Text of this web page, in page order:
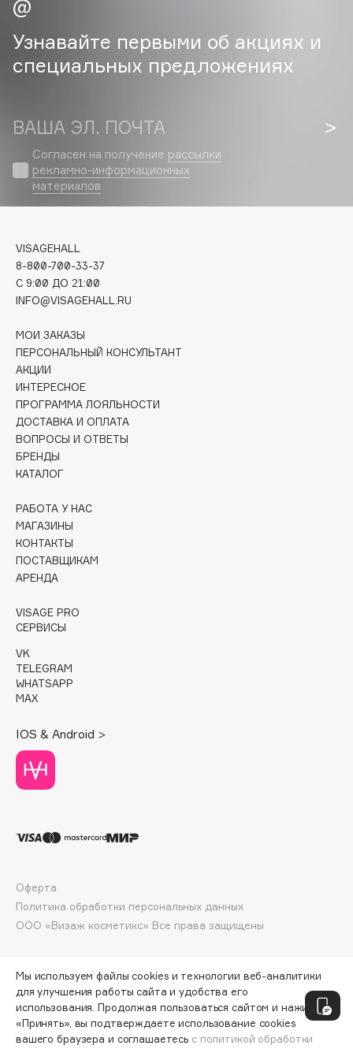
Cadence
Capelli Dorati
Carbon Theory
Catrice
Celimax
Cettua
Chupa Chups
Clarins Precious
Clinique
Clive Christian
Collagenina
Consly
Corimo
CosRX
Cottolina
Crescina
Curaprox
D
DABO
Darphin
Davines
Deonica
Dessange
Dior
Divage
Dorco
Dr. Vranjes Firenze
Dr.Althea
Dr.Ceuracle
DSD de Luxe
Dyson
Узнавайте первыми об акциях и
специальных предложениях
ВАША ЭЛ. ПОЧТА
Согласен на получение рассылки
рекламно-информационных
материалов
VISAGEHALL
8-800-700-33-37
C 9:00 ДО 21:00
INFO@VISAGEHALL.RU
МОИ ЗАКАЗЫ
ПЕРСОНАЛЬНЫЙ КОНСУЛЬТАНТ
АКЦИИ
ИНТЕРЕСНОЕ
ПРОГРАММА ЛОЯЛЬНОСТИ
ДОСТАВКА И ОПЛАТА
ВОПРОСЫ И ОТВЕТЫ
БРЕНДЫ
КАТАЛОГ
РАБОТА У НАС
МАГАЗИНЫ
КОНТАКТЫ
ПОСТАВЩИКАМ
АРЕНДА
VISAGE PRO
СЕРВИСЫ
VK
TELEGRAM
WHATSAPP
MAX
IOS & Android >
ООО «Визаж косметикс» Все права защищены
Оферта
Политика обработки персональных данных
Мы используем файлы cookies и технологии веб-аналитики
для улучшения работы сайта и удобства его
использования. Продолжая пользоваться сайтом и нажимая
«Принять», вы подтверждаете использование cookies
вашего браузера и соглашаетесь с политикой обработки